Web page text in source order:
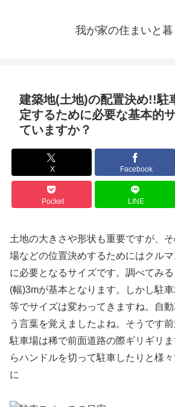
我が家の住まいと暮
建築地(土地)の配置決め!!駐
定するために必要な基本的
ていますか？
X Facebook
Pocket LINE
土地の大きさや形状も重要ですが、
場などの位置決めするためにはクル
に必要となるサイズです。調べてみ
(幅)3mが基本となります。しかし駐
等でサイズは変わってきますね。自
う言葉を覚えましたよね。そうです
駐車場は稀で前面道路の際ギリギリ
らハンドルを切って駐車したりと様
に